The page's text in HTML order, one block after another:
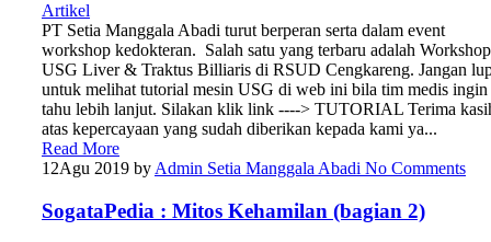
Artikel
PT Setia Manggala Abadi turut berperan serta dalam event
workshop kedokteran. Salah satu yang terbaru adalah Workshop
USG Liver & Traktus Billiaris di RSUD Cengkareng. Jangan
untuk melihat tutorial mesin USG di web ini bila tim medis ingin
tahu lebih lanjut. Silakan klik link ----> TUTORIAL Terima
atas kepercayaan yang sudah diberikan kepada kami ya...
Read More
12Agu 2019 by Admin Setia Manggala Abadi No Comments
SogataPedia : Mitos Kehamilan (bagian 2)